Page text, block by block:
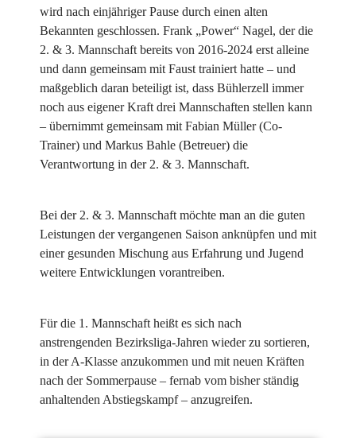
wird nach einjähriger Pause durch einen alten
Bekannten geschlossen. Frank „Power“ Nagel, der die
2. & 3. Mannschaft bereits von 2016-2024 erst alleine
und dann gemeinsam mit Faust trainiert hatte – und
maßgeblich daran beteiligt ist, dass Bühlerzell immer
noch aus eigener Kraft drei Mannschaften stellen kann
– übernimmt gemeinsam mit Fabian Müller (Co-
Trainer) und Markus Bahle (Betreuer) die
Verantwortung in der 2. & 3. Mannschaft.
Bei der 2. & 3. Mannschaft möchte man an die guten
Leistungen der vergangenen Saison anknüpfen und mit
einer gesunden Mischung aus Erfahrung und Jugend
weitere Entwicklungen vorantreiben.
Für die 1. Mannschaft heißt es sich nach
anstrengenden Bezirksliga-Jahren wieder zu sortieren,
in der A-Klasse anzukommen und mit neuen Kräften
nach der Sommerpause – fernab vom bisher ständig
anhaltenden Abstiegskampf – anzugreifen.